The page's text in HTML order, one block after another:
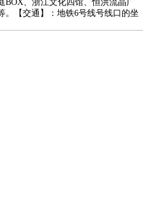
BOX、浙江文化四馆、恒洪流晶广
。【交通】：地铁6号线号线口的坐